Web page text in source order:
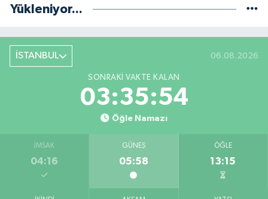
Yükleniyor...
İSTANBUL 06.08.2026
SONRAKI VAKTE KALAN
03:35:54
Öğle Namazı
İMSAK
04:16
GÜNEŞ
05:58
ÖĞLE
13:15